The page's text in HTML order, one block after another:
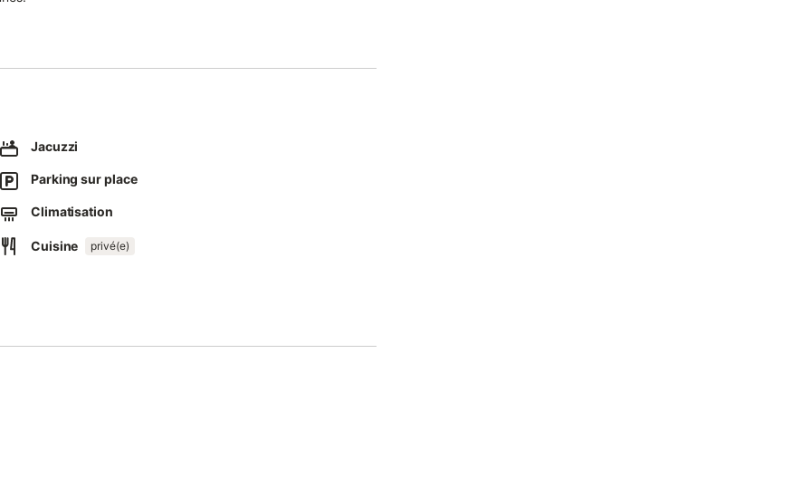
télévision, la climatisation, un ventilateur, une machine à
privée et un barbecue.
une piscine clôturée, un jardin, une aire de jeux et une
poules, des coqs et des oies.
ne sont pas autorisés.
trier correctement les déchets.
Jacuzzi
Parking sur place
Climatisation
Cuisine privé(e)